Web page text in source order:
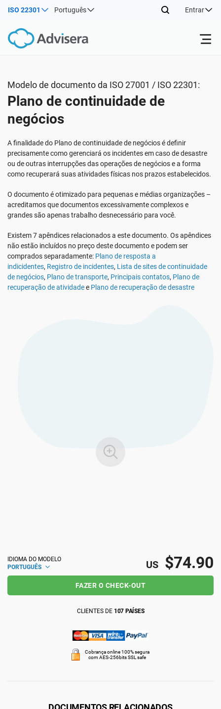
ISO 22301 Português Entrar
ISO 27001
DORA
ISO 42001
EU GDPR
ISO 9001
Recursos gratuitos
Onde começar
Outros
Consultores
Companhias de TI e SaaS
Infraestrutura crítica
Manufatura
Sobre nós
Contate-nos
Veja O Demo
Modelo de documento da ISO 27001 / ISO 22301:
Plano de continuidade de
negócios
A finalidade do Plano de continuidade de negócios é definir
precisamente como gerenciará os incidentes em caso de desastre
ou de outras interrupções das operações de negócios e a forma
como recuperará suas atividades físicas nos prazos estabelecidos.
O documento é otimizado para pequenas e médias organizações –
acreditamos que documentos excessivamente complexos e
grandes são apenas trabalho desnecessário para você.
Existem 7 apêndices relacionados a este documento. Os apêndices
não estão incluídos no preço deste documento e podem ser
comprados separadamente: Plano de resposta a
indicidentes, Registro de incidentes, Lista de sites de continuidade
de negócios, Plano de transporte, Principais contatos, Plano de
recuperação de atividadee Plano de recuperação de desastre
IDIOMA DO MODELO
PORTUGUÊS
US $74.90
FAZER O CHECK-OUT
CLIENTES DE 107 PAÍSES
Cobrança online 100% segura
com AES-256bits SSL safe